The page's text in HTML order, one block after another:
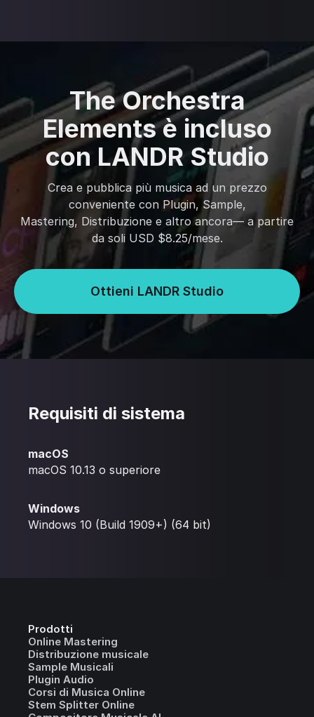
The Orchestra
Elements è incluso
con LANDR Studio
Crea e pubblica più musica ad un prezzo
conveniente con Plugin, Sample,
Mastering, Distribuzione e altro ancora— a partire
da soli USD $8.25/mese.
Ottieni LANDR Studio
Requisiti di sistema
macOS
macOS 10.13 o superiore
Windows
Windows 10 (Build 1909+) (64 bit)
Prodotti
Online Mastering
Distribuzione musicale
Sample Musicali
Plugin Audio
Corsi di Musica Online
Stem Splitter Online